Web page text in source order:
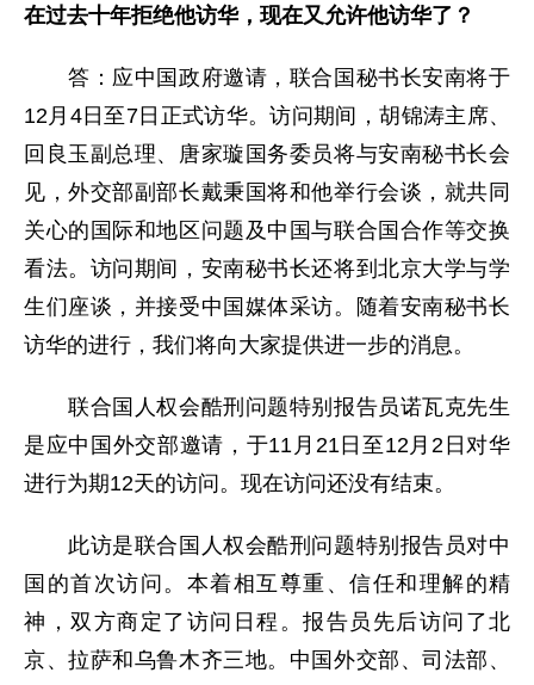
在过去十年拒绝他访华，现在又允许他访华了？
答：应中国政府邀请，联合国秘书长安南将于
12月4日至7日正式访华。访问期间，胡锦涛主席、
回良玉副总理、唐家璇国务委员将与安南秘书长会
见，外交部副部长戴秉国将和他举行会谈，就共同
关心的国际和地区问题及中国与联合国合作等交换
看法。访问期间，安南秘书长还将到北京大学与学
生们座谈，并接受中国媒体采访。随着安南秘书长
访华的进行，我们将向大家提供进一步的消息。
联合国人权会酷刑问题特别报告员诺瓦克先生
是应中国外交部邀请，于11月21日至12月2日对华
进行为期12天的访问。现在访问还没有结束。
此访是联合国人权会酷刑问题特别报告员对中
国的首次访问。本着相互尊重、信任和理解的精
神，双方商定了访问日程。报告员先后访问了北
京、拉萨和乌鲁木齐三地。中国外交部、司法部、